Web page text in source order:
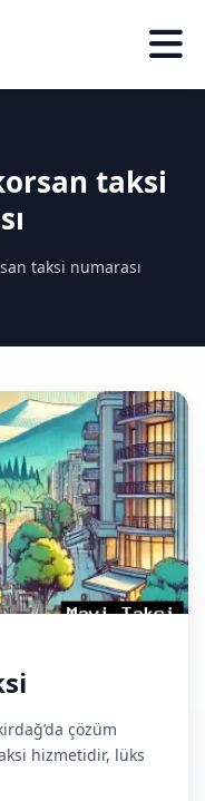
taksi
taksi numarası
çözüm
hizmetidir, lüks